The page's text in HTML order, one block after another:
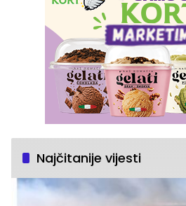
Najčitanije vijesti